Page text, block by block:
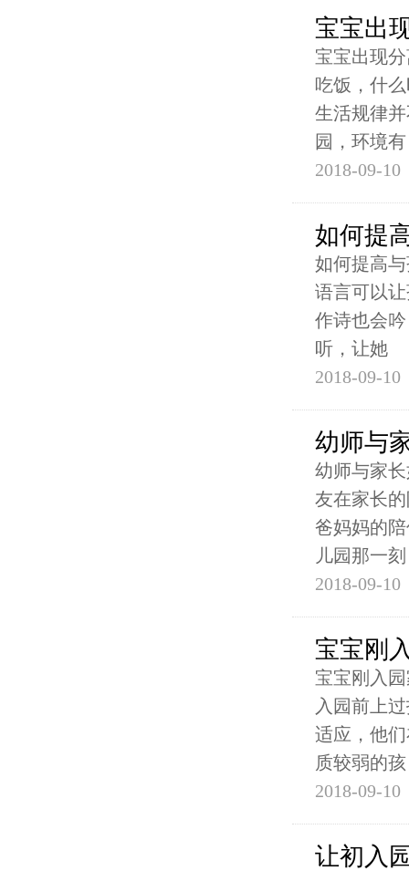
宝宝出
宝宝出现
吃饭，什
生活规律
园，环境有
2018-09-10
如何提
如何提高
语言可以
作诗也会
听，让她
2018-09-10
幼师与
幼师与家
友在家长
爸妈妈的
儿园那一刻
2018-09-10
宝宝刚
宝宝刚入
入园前上
适应，他
质较弱的孩
2018-09-10
让初入